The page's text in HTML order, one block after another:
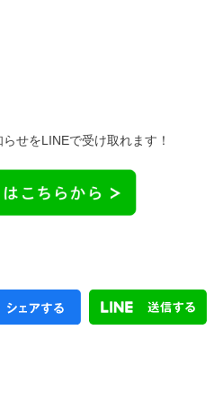
せをLINEで受け取れます！